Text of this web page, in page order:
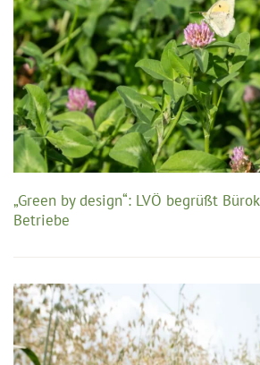
„Green by design“: LVÖ begrüßt
Betriebe